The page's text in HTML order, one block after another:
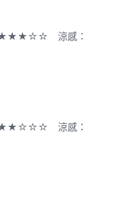
涼感：
涼感：